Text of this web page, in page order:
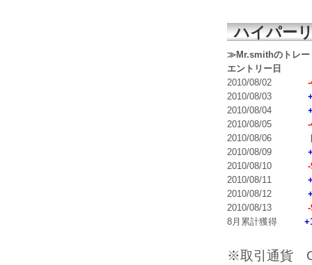
ハイパー
≫Mr.smithのトレー
エントリー日
2010/08/02
2010/08/03
2010/08/04
2010/08/05
2010/08/06
2010/08/09
2010/08/10
2010/08/11
2010/08/12
2010/08/13
8月累計獲得
※取引通貨